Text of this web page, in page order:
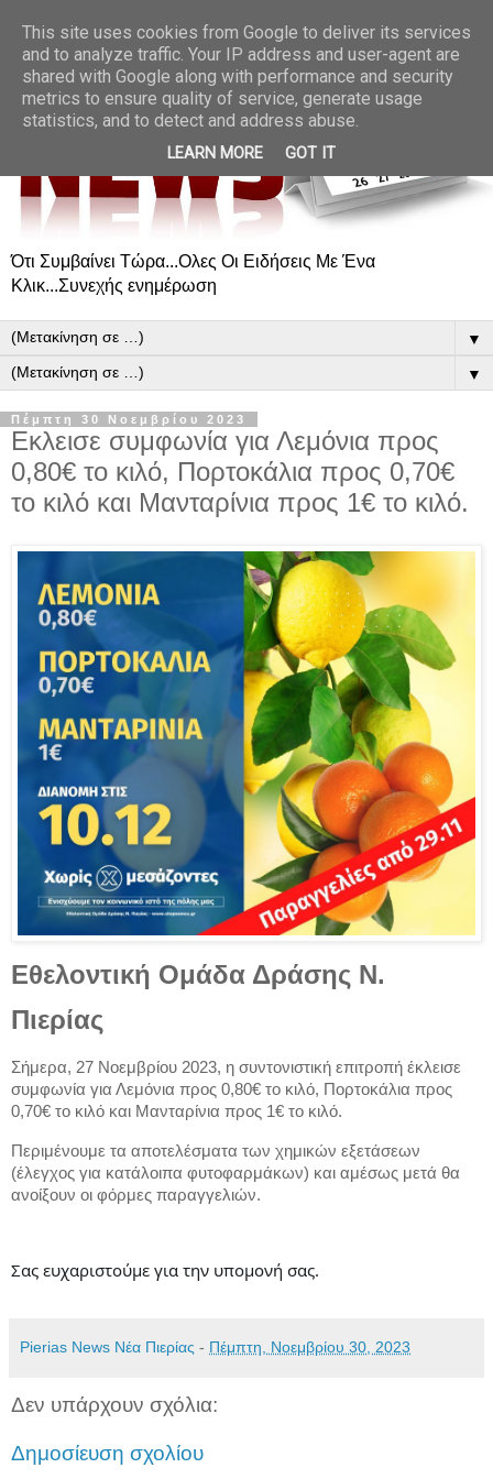
Ότι Συμβαίνει Τώρα...Ολες Οι Ειδήσεις Με Ένα
Κλικ...Συνεχής ενημέρωση
▼
▼
Πέμπτη 30 Νοεμβρίου 2023
Εκλεισε συμφωνία για Λεμόνια προς
0,80€ το κιλό, Πορτοκάλια προς 0,70€
το κιλό και Μανταρίνια προς 1€ το κιλό.
Εθελοντική Ομάδα Δράσης Ν.
Πιερίας
Σήμερα, 27 Νοεμβρίου 2023, η συντονιστική επιτροπή έκλεισε
συμφωνία για Λεμόνια προς 0,80€ το κιλό, Πορτοκάλια προς
0,70€ το κιλό και Μανταρίνια προς 1€ το κιλό.
Περιμένουμε τα αποτελέσματα των χημικών εξετάσεων
(έλεγχος για κατάλοιπα φυτοφαρμάκων) και αμέσως μετά θα
ανοίξουν οι φόρμες παραγγελιών.
Σας ευχαριστούμε για την υπομονή σας.
Pierias News Νέα Πιερίας - Πέμπτη, Νοεμβρίου 30, 2023
Δεν υπάρχουν σχόλια:
Δημοσίευση σχολίου
This site uses cookies from Google to deliver its services
and to analyze traffic. Your IP address and user-agent are
shared with Google along with performance and security
metrics to ensure quality of service, generate usage
statistics, and to detect and address abuse.
LEARN MORE GOT IT